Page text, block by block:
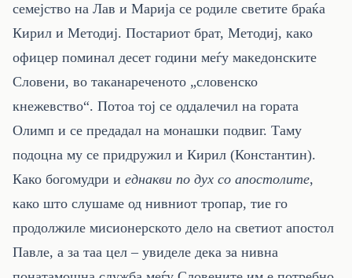
семејство на Лав и Марија се родиле светите браќа
Кирил и Методиј. Постариот брат, Методиј, како
офицер поминал десет години меѓу македонските
Словени, во таканареченото „словенско
кнежевство“. Потоа тој се оддалечил на гората
Олимп и се предадал на монашки подвиг. Таму
подоцна му се придружил и Кирил (Константин).
Како богомудри и еднакви по дух со апостолите,
како што слушаме од нивниот тропар, тие го
продолжиле мисионерското дело на светиот апостол
Павле, а за таа цел – увиделе дека за нивна